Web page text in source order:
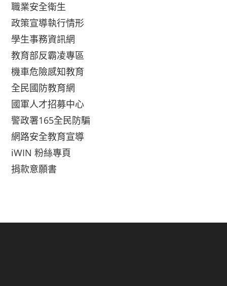
職業安全衛生
政策宣導執行情形
學生事務資訊網
教育部反霸凌專區
機車危險感知教育
全民國防教育網
國軍人才招募中心
警政署165全民防騙
網路安全教育宣導
iWIN 粉絲專頁
捐款意願書